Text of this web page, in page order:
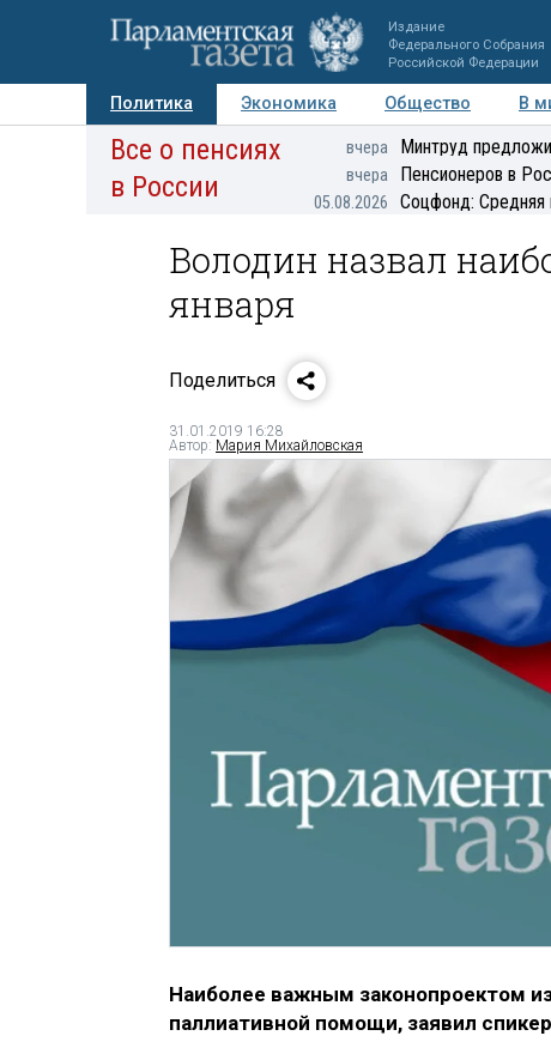
Издание
Федерального Собрания
Российской Федерации
Политика Экономика Общество В
Авторы Персоны Мнения Регионы
Все о пенсиях
в России
вчера Минтруд
вчера Пенсионеров в
05.08.2026 Соцфонд: Средняя
Володин назвал
января
Поделиться
31.01.2019 16:28
Автор: Мария Михайловская
Наиболее важным законопроектом
паллиативной помощи, заявил